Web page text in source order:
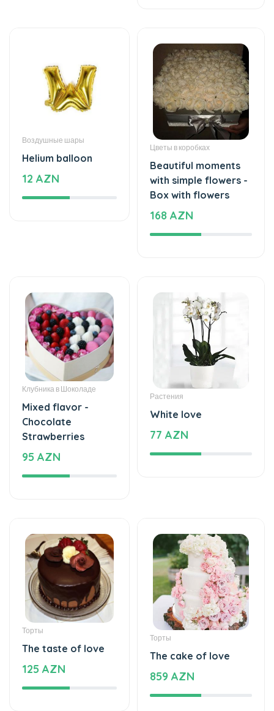
Helium balloon
12 AZN
Цветы в коробках
Beautiful moments
with simple flowers -
Box with flowers
168 AZN
Клубника в Шоколаде
Mixed flavor -
Chocolate
Strawberries
95 AZN
Растения
White love
77 AZN
Торты
The taste of love
125 AZN
Торты
The cake of love
859 AZN